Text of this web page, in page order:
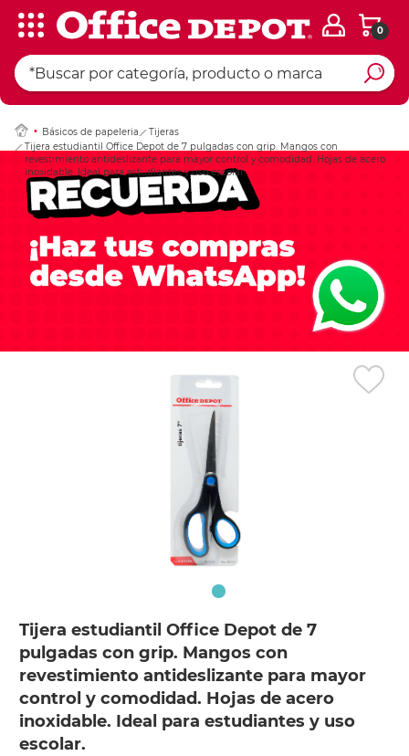
0
Básicos de papeleria
Tijeras
Tijera estudiantil Office Depot de 7 pulgadas con grip. Mangos con
revestimiento antideslizante para mayor control y comodidad. Hojas de acero
inoxidable. Ideal para estudiantes y uso escolar.
Tijera estudiantil Office Depot de 7
pulgadas con grip. Mangos con
revestimiento antideslizante para mayor
control y comodidad. Hojas de acero
inoxidable. Ideal para estudiantes y uso
escolar.
Ingresar Codigo